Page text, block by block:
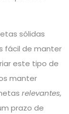
sólidas
fácil de manter
este tipo de
manter
relevantes,
prazo de